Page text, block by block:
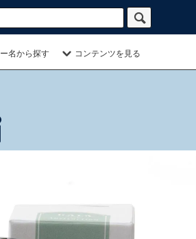
名から探す コンテンツを見る